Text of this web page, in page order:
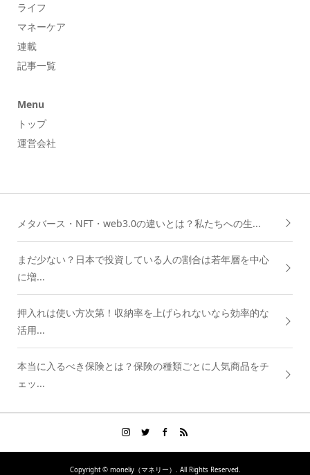
ライフ
マネーケア
連載
記事一覧
Menu
トップ
運営会社
メタバース・NFT・web3.0の違いとは？私たちへの生...
まだ少ない？日本で投資している人の割合は若年層を中心
に増...
押入れは使い方次第！収納率を上げられないなら効率的な
活用...
本当に入るべき保険とは？保険の種類ごとに人気商品をチ
ェッ...
Copyright ©moneliy（マネリー）. All Rights Reserved.